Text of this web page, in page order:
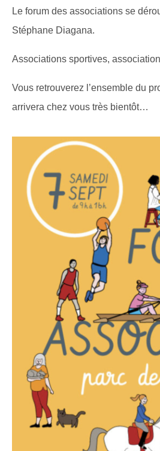
Le forum des associations se
Stéphane Diagana.
Associations sportives,
Vous retrouverez l’ensemble du
arrivera chez vous très bientôt…